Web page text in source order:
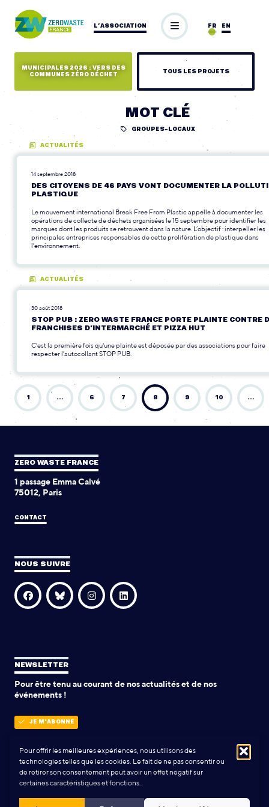
Pour offrir les meilleures expériences, nous utilisons des
technologies telles que les cookies. Le fait de ne pas consentir ou
de retirer son consentement peut avoir un effet négatif sur
certaines caractéristiques et fonctions.
L’ASSOCIATION EN
FR
MUNICIPALES 2026 : VERS DES
COMMUNES ZÉRO DÉCHET
TOUS LES PROJETS
MOT CLÉ
GROUPES-LOCAUX
ACTUALITÉS
14 septembre 2018
DES CITOYENS DE 46 PAYS VONT DOCUMENTER LA
PLASTIQUE
Le mouvement international Break Free From Plastic appelle à documenter les
opérations de collecte de déchets organisées le 15 septembre pour identifier les
marques dont les produits se retrouvent dans la nature. L’objectif : interpeller les
principales entreprises responsables de cette prolifération de plastique dans
l'environnement.
ACTUALITÉS
30 août 2018
STOP PUB : ZERO WASTE FRANCE PORTE PLAINTE CONTRE
FRANCHISES D’INTERMARCHÉ ET PIZZA HUT
C'est la première fois qu'une plainte est déposée par des associations pour faire
respecter l'autocollant STOP PUB.
1 … 6 7 8 9 10 …
ZERO WASTE FRANCE
1 passage Emma Calvé
75012, Paris
CONTACT
NOUS SUIVRE
NEWSLETTER
Pour être tenu au courant de nos actualités et de nos
événements !
JE M'ABONNE
POLITIQUE DE CONFIDENTIALITÉ